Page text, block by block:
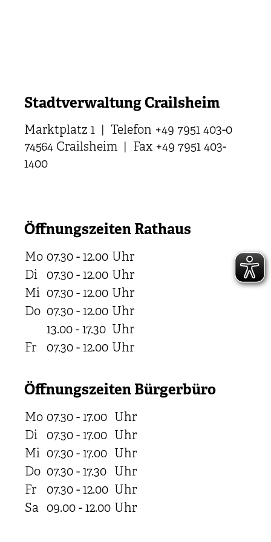
Stadtverwaltung Crailsheim
Marktplatz 1 | Telefon +49 7951 403-0
74564 Crailsheim | Fax +49 7951 403-
1400
Öffnungszeiten Rathaus
Mo 07.30 - 12.00 Uhr
Di
07.30 - 12.00 Uhr
Mi 07.30 - 12.00 Uhr
Do 07.30 - 12.00 Uhr
13.00 - 17.30 Uhr
Fr
07.30 - 12.00 Uhr
Öffnungszeiten Bürgerbüro
Mo 07.30 - 17.00 Uhr
Di
07.30 - 17.00 Uhr
Mi 07.30 - 17.00 Uhr
Do 07.30 - 17.30 Uhr
Fr
07.30 - 12.00 Uhr
Sa 09.00 - 12.00 Uhr